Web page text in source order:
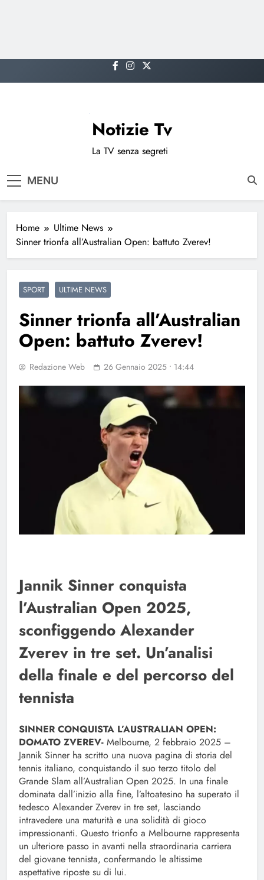
to
Notizie Tv
La TV senza segreti
MENU
Home
Ultime News
Sinner trionfa all’Australian Open: battuto Zverev!
SPORT ULTIME NEWS
Sinner trionfa all’Australian
Open: battuto Zverev!
Redazione Web 26 Gennaio 2025 • 14:44
Jannik Sinner conquista
l’Australian Open 2025,
sconfiggendo Alexander
Zverev in tre set. Un’analisi
della finale e del percorso del
tennista
SINNER CONQUISTA L’AUSTRALIAN OPEN:
DOMATO ZVEREV- Melbourne, 2 febbraio 2025 –
Jannik Sinner ha scritto una nuova pagina di storia del
tennis italiano, conquistando il suo terzo titolo del
Grande Slam all’Australian Open 2025. In una finale
dominata dall’inizio alla fine, l’altoatesino ha superato il
tedesco Alexander Zverev in tre set, lasciando
intravedere una maturità e una solidità di gioco
impressionanti. Questo trionfo a Melbourne rappresenta
un ulteriore passo in avanti nella straordinaria carriera
del giovane tennista, confermando le altissime
aspettative riposte su di lui.